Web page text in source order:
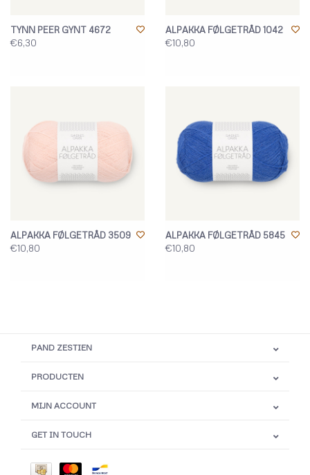
TYNN PEER GYNT 4672
€6,30
ALPAKKA FØLGETRÅD 1042
€10,80
ALPAKKA FØLGETRÅD 3509
€10,80
ALPAKKA FØLGETRÅD 5845
€10,80
PAND ZESTIEN
PRODUCTEN
MIJN ACCOUNT
GET IN TOUCH